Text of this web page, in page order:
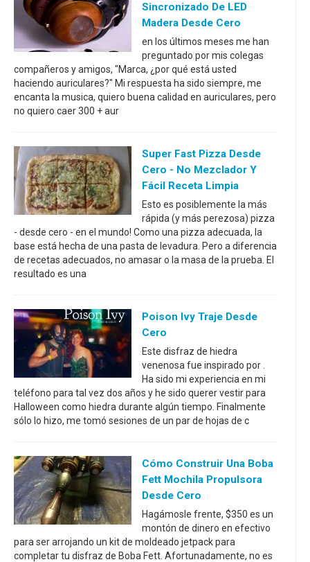
Sincronizado De LED
Madera Desde Cero
en los últimos meses me han
preguntado por mis colegas
compañeros y amigos, "Marca, ¿por qué está usted
haciendo auriculares?" Mi respuesta ha sido siempre, me
encanta la musica, quiero buena calidad en auriculares, pero
no quiero caer 300 + aur
Super Fast Pizza Desde
Cero - No Mezclador Y
Fácil Receta Limpia
Esto es posiblemente la más
rápida (y más perezosa) pizza
- desde cero - en el mundo! Como una pizza adecuada, la
base está hecha de una pasta de levadura. Pero a diferencia
de recetas adecuados, no amasar o la masa de la prueba. El
resultado es una
Poison Ivy Traje Desde
Cero
Este disfraz de hiedra
venenosa fue inspirado por .
Ha sido mi experiencia en mi
teléfono para tal vez dos años y he sido querer vestir para
Halloween como hiedra durante algún tiempo. Finalmente
sólo lo hizo, me tomó sesiones de un par de hojas de c
Cómo Construir Una Boba
Fett Mochila Propulsora
Desde Cero
Hagámosle frente, $350 es un
montón de dinero en efectivo
para ser arrojando un kit de moldeado jetpack para
completar tu disfraz de Boba Fett. Afortunadamente, no es